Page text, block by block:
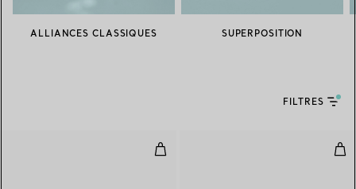
ALLIANCES CLASSIQUES SUPERPOSITION
FILTRES
Bague Wire en or rose 18